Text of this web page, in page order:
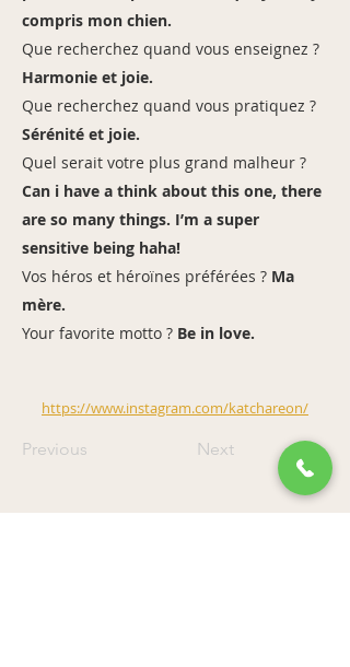
compris mon chien.
Que recherchez quand vous enseignez ?
Harmonie et joie.
Que recherchez quand vous pratiquez ?
Sérénité et joie.
Quel serait votre plus grand malheur ?
Can i have a think about this one, there
are so many things. I’m a super
sensitive being haha!
Vos héros et héroïnes préférées ? Ma
mère.
Your favorite motto ? Be in love.
https://www.instagram.com/katchareon/
Previous Next